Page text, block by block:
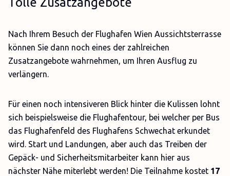
Nach Ihrem Besuch der Flughafen Wien Aussichtsterrasse
können Sie dann noch eines der zahlreichen
Zusatzangebote wahrnehmen, um Ihren Ausflug zu
verlängern.
Für einen noch intensiveren Blick hinter die Kulissen lohnt
sich beispielsweise die Flughafentour, bei welcher per Bus
das Flughafenfeld des Flughafens Schwechat erkundet
wird. Start und Landungen, aber auch das Treiben der
Gepäck- und Sicherheitsmitarbeiter kann hier aus
nächster Nähe miterlebt werden! Die Teilnahme kostet 17